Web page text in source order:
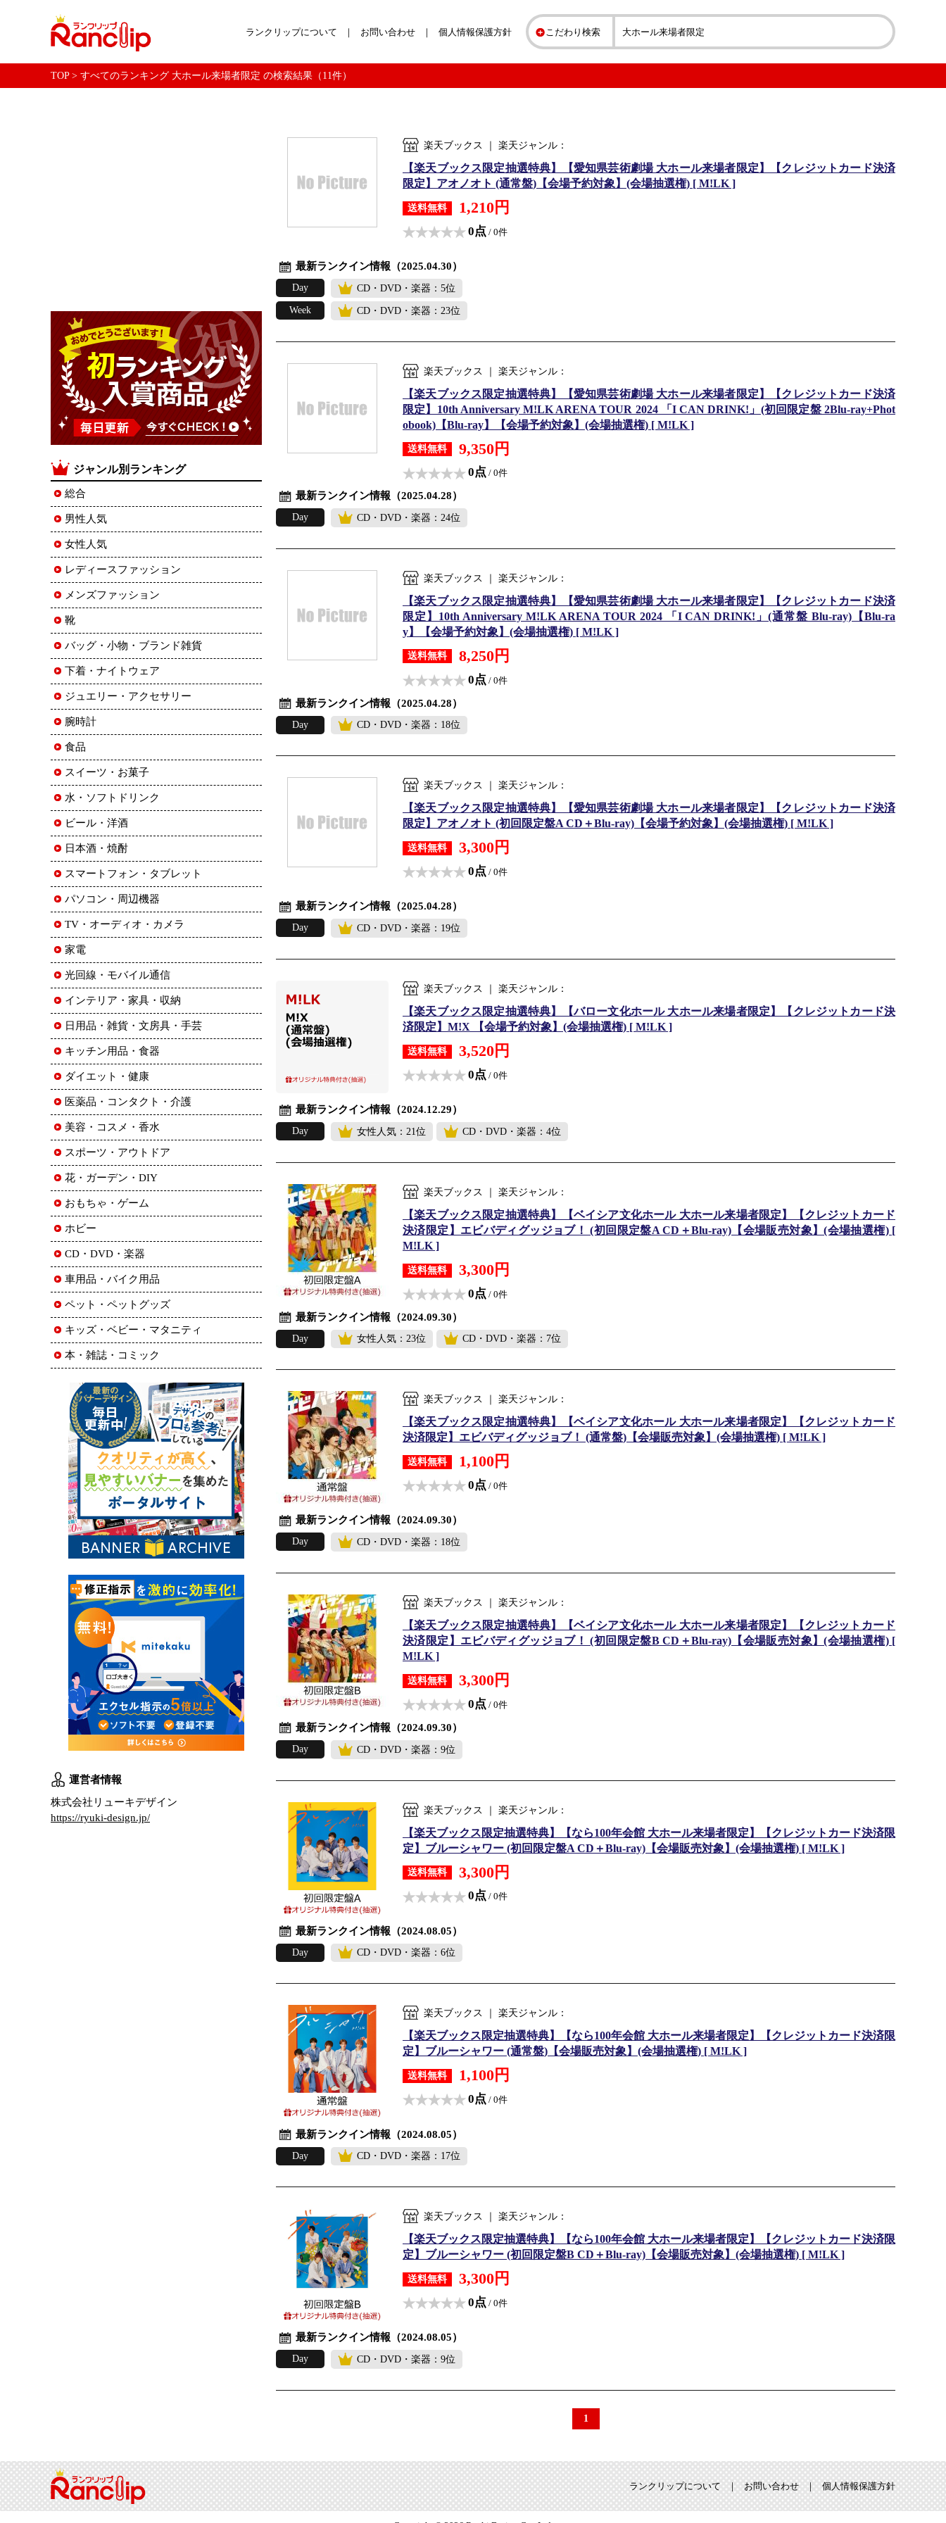
こだわり検索
ランクリップについて お問い合わせ 個人情報保護方針
TOP> すべてのランキング 大ホール来場者限定 の検索結果（11件）
楽天ブックス ｜ 楽天ジャンル：
【楽天ブックス限定抽選特典】【愛知県芸術劇場 大ホール来場者限定】【クレジットカード決済
限定】アオノオト (通常盤)【会場予約対象】(会場抽選権) [ M!LK ]
送料無料 1,210円
0点 / 0件
最新ランクイン情報（2025.04.30）
Day CD・DVD・楽器：5位
Week CD・DVD・楽器：23位
楽天ブックス ｜ 楽天ジャンル：
【楽天ブックス限定抽選特典】【愛知県芸術劇場 大ホール来場者限定】【クレジットカード決済
限定】10th Anniversary M!LK ARENA TOUR 2024 「I CAN DRINK!」(初回限定盤 2Blu-ray+Phot
obook)【Blu-ray】【会場予約対象】(会場抽選権) [ M!LK ]
送料無料 9,350円
0点 / 0件
最新ランクイン情報（2025.04.28）
Day CD・DVD・楽器：24位
楽天ブックス ｜ 楽天ジャンル：
【楽天ブックス限定抽選特典】【愛知県芸術劇場 大ホール来場者限定】【クレジットカード決済
限定】10th Anniversary M!LK ARENA TOUR 2024 「I CAN DRINK!」(通常盤 Blu-ray)【Blu-ra
y】【会場予約対象】(会場抽選権) [ M!LK ]
送料無料 8,250円
0点 / 0件
最新ランクイン情報（2025.04.28）
Day CD・DVD・楽器：18位
楽天ブックス ｜ 楽天ジャンル：
【楽天ブックス限定抽選特典】【愛知県芸術劇場 大ホール来場者限定】【クレジットカード決済
限定】アオノオト (初回限定盤A CD＋Blu-ray)【会場予約対象】(会場抽選権) [ M!LK ]
送料無料 3,300円
0点 / 0件
最新ランクイン情報（2025.04.28）
Day CD・DVD・楽器：19位
楽天ブックス ｜ 楽天ジャンル：
【楽天ブックス限定抽選特典】【バロー文化ホール 大ホール来場者限定】【クレジットカード決
済限定】M!X 【会場予約対象】(会場抽選権) [ M!LK ]
送料無料 3,520円
0点 / 0件
最新ランクイン情報（2024.12.29）
Day 女性人気：21位 CD・DVD・楽器：4位
楽天ブックス ｜ 楽天ジャンル：
【楽天ブックス限定抽選特典】【ベイシア文化ホール 大ホール来場者限定】【クレジットカード
決済限定】エビバディグッジョブ！ (初回限定盤A CD＋Blu-ray)【会場販売対象】(会場抽選権) [
M!LK ]
送料無料 3,300円
0点 / 0件
最新ランクイン情報（2024.09.30）
Day 女性人気：23位 CD・DVD・楽器：7位
楽天ブックス ｜ 楽天ジャンル：
【楽天ブックス限定抽選特典】【ベイシア文化ホール 大ホール来場者限定】【クレジットカード
決済限定】エビバディグッジョブ！ (通常盤)【会場販売対象】(会場抽選権) [ M!LK ]
送料無料 1,100円
0点 / 0件
最新ランクイン情報（2024.09.30）
Day CD・DVD・楽器：18位
楽天ブックス ｜ 楽天ジャンル：
【楽天ブックス限定抽選特典】【ベイシア文化ホール 大ホール来場者限定】【クレジットカード
決済限定】エビバディグッジョブ！ (初回限定盤B CD＋Blu-ray)【会場販売対象】(会場抽選権) [
M!LK ]
送料無料 3,300円
0点 / 0件
最新ランクイン情報（2024.09.30）
Day CD・DVD・楽器：9位
楽天ブックス ｜ 楽天ジャンル：
【楽天ブックス限定抽選特典】【なら100年会館 大ホール来場者限定】【クレジットカード決済限
定】ブルーシャワー (初回限定盤A CD＋Blu-ray)【会場販売対象】(会場抽選権) [ M!LK ]
送料無料 3,300円
0点 / 0件
最新ランクイン情報（2024.08.05）
Day CD・DVD・楽器：6位
楽天ブックス ｜ 楽天ジャンル：
【楽天ブックス限定抽選特典】【なら100年会館 大ホール来場者限定】【クレジットカード決済限
定】ブルーシャワー (通常盤)【会場販売対象】(会場抽選権) [ M!LK ]
送料無料 1,100円
0点 / 0件
最新ランクイン情報（2024.08.05）
Day CD・DVD・楽器：17位
楽天ブックス ｜ 楽天ジャンル：
【楽天ブックス限定抽選特典】【なら100年会館 大ホール来場者限定】【クレジットカード決済限
定】ブルーシャワー (初回限定盤B CD＋Blu-ray)【会場販売対象】(会場抽選権) [ M!LK ]
送料無料 3,300円
0点 / 0件
最新ランクイン情報（2024.08.05）
Day CD・DVD・楽器：9位
1
ジャンル別ランキング
総合
男性人気
女性人気
レディースファッション
メンズファッション
靴
バッグ・小物・ブランド雑貨
下着・ナイトウェア
ジュエリー・アクセサリー
腕時計
食品
スイーツ・お菓子
水・ソフトドリンク
ビール・洋酒
日本酒・焼酎
スマートフォン・タブレット
パソコン・周辺機器
TV・オーディオ・カメラ
家電
光回線・モバイル通信
インテリア・家具・収納
日用品・雑貨・文房具・手芸
キッチン用品・食器
ダイエット・健康
医薬品・コンタクト・介護
美容・コスメ・香水
スポーツ・アウトドア
花・ガーデン・DIY
おもちゃ・ゲーム
ホビー
CD・DVD・楽器
車用品・バイク用品
ペット・ペットグッズ
キッズ・ベビー・マタニティ
本・雑誌・コミック
運営者情報
株式会社リューキデザイン
https://ryuki-design.jp/
ランクリップについて お問い合わせ 個人情報保護方針